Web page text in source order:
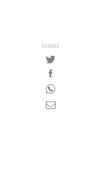
SHARE